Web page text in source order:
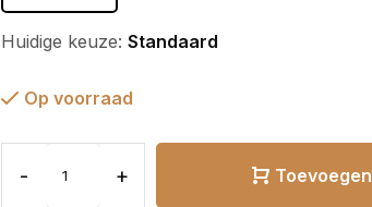
Huidige keuze: Standaard
Op voorraad
- + Toevoegen